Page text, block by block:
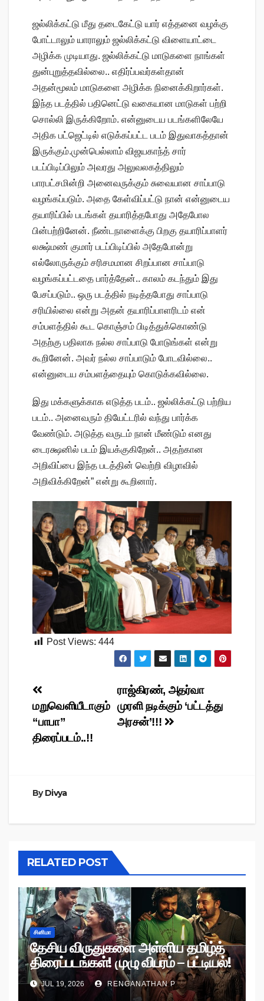
ஜல்லிக்கட்டு மீது தடைகேட்டு யார் எத்தனை வழக்கு
போட்டாலும் யாராலும் ஜல்லிக்கட்டு விளையாட்டை
அழிக்க முடியாது. ஜல்லிக்கட்டு மாடுகளை நாங்கள்
துன்புறுத்தவில்லை.. எதிர்ப்பவர்கள்தான்
அதன்மூலம் மாடுகளை அழிக்க நினைக்கிறார்கள்.
இந்த படத்தில் பதினெட்டு வகையான மாடுகள் பற்றி
சொல்லி இருக்கிறோம். என்னுடைய படங்களிலேயே
அதிக பட்ஜெட்டில் எடுக்கப்பட்ட படம் இதுவாகத்தான்
இருக்கும்.முன்பெல்லாம் விஜயகாந்த் சார்
படப்பிடிப்பிலும் அவரது அலுவலகத்திலும்
பாரபட்சமின்றி அனைவருக்கும் சுவையான சாப்பாடு
வழங்கப்படும். அதை கேள்விப்பட்டு நான் என்னுடைய
தயாரிப்பில் படங்கள் தயாரித்தபோது அதேபோல
பின்பற்றினேன். நீண்டநாளைக்கு பிறகு தயாரிப்பாளர்
லக்ஷ்மண் குமார் படப்பிடிப்பில் அதேபோன்று
எல்லோருக்கும் சரிசமமான சிறப்பான சாப்பாடு
வழங்கப்பட்டதை பார்த்தேன்.. காலம் கடந்தும் இது
பேசப்படும்.. ஒரு படத்தில் நடித்தபோது சாப்பாடு
சரியில்லை என்று அதன் தயாரிப்பாளரிடம் என்
சம்பளத்தில் கூட கொஞ்சம் பிடித்துக்கொண்டு
அதற்கு பதிலாக நல்ல சாப்பாடு போடுங்கள் என்று
கூறினேன். அவர் நல்ல சாப்பாடும் போடவில்லை..
என்னுடைய சம்பளத்தையும் கொடுக்கவில்லை.
இது மக்களுக்காக எடுத்த படம்.. ஜல்லிக்கட்டு பற்றிய
படம்.. அனைவரும் தியேட்டரில் வந்து பார்க்க
வேண்டும். அடுத்த வருடம் நான் மீண்டும் எனது
டைரக்ஷனில் படம் இயக்குகிறேன்.. அதற்கான
அறிவிப்பை இந்த படத்தின் வெற்றி விழாவில்
அறிவிக்கிறேன்” என்று கூறினார்.
Post Views: 444
Post
navigation
ராஜ்கிரண், அதர்வா
முரளி நடிக்கும் ‘பட்டத்து
அரசன்’!!!
மறுவெளியீடாகும்
“பாபா”
திரைப்படம்..!!
ByDivya
RELATED POST
சினிமா
தேசிய விருதுகளை அள்ளிய தமிழ்த்
திரைப்படங்கள்! முழு விபரம் – பட்டியல்!
JUL 19, 2026 RENGANATHAN P